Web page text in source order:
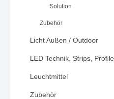
Solution
Zubehör
Licht Außen / Outdoor
LED Technik, Strips, Profile
Leuchtmittel
Zubehör